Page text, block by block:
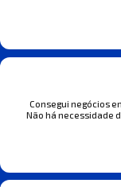
Consegui negócios
Não há necessidade